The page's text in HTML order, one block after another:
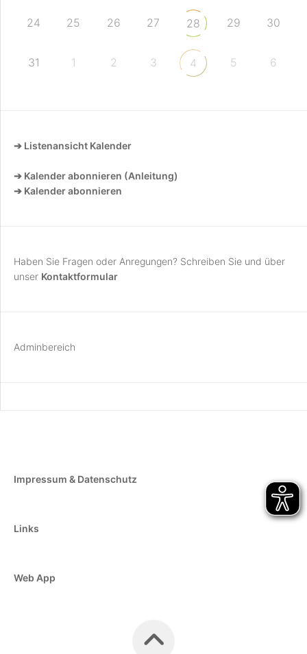
24 25 26 27 28 29 30
31 1 2 3 4 5 6
➔ Listenansicht Kalender
➔ Kalender abonnieren (Anleitung)
➔ Kalender abonnieren
Haben Sie Fragen oder Anregungen? Schreiben Sie und über
unser Kontaktformular
Adminbereich
Impressum & Datenschutz
Links
Web App